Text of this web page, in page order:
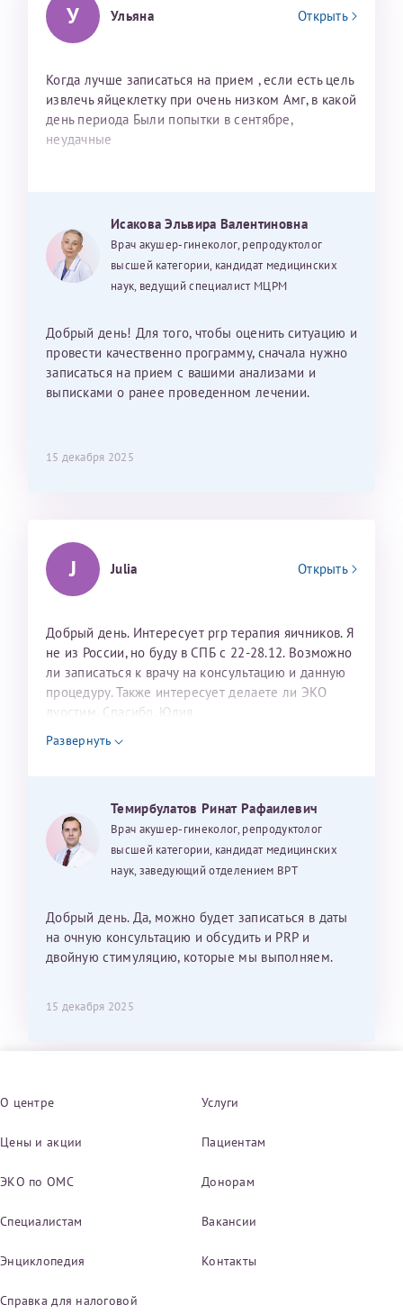
У Ульяна Открыть
Когда лучше записаться на прием , если есть цель
извлечь яйцеклетку при очень низком Амг, в какой
день периода Были попытки в сентябре,
неудачные
Исакова Эльвира Валентиновна
Врач акушер-гинеколог, репродуктолог
высшей категории, кандидат медицинских
наук, ведущий специалист МЦРМ
Добрый день! Для того, чтобы оценить ситуацию и
провести качественно программу, сначала нужно
записаться на прием с вашими анализами и
выписками о ранее проведенном лечении.
15 декабря 2025
J Julia Открыть
Добрый день. Интересует prp терапия яичников. Я
не из России, но буду в СПБ с 22-28.12. Возможно
ли записаться к врачу на консультацию и данную
процедуру. Также интересует делаете ли ЭКО
дуостим. Спасибо. Юлия
Развернуть
Темирбулатов Ринат Рафаилевич
Врач акушер-гинеколог, репродуктолог
высшей категории, кандидат медицинских
наук, заведующий отделением ВРТ
Добрый день. Да, можно будет записаться в даты
на очную консультацию и обсудить и PRP и
двойную стимуляцию, которые мы выполняем.
15 декабря 2025
О центре Услуги
Цены и акции Пациентам
ЭКО по ОМС Донорам
Специалистам Вакансии
Энциклопедия Контакты
Справка для налоговой